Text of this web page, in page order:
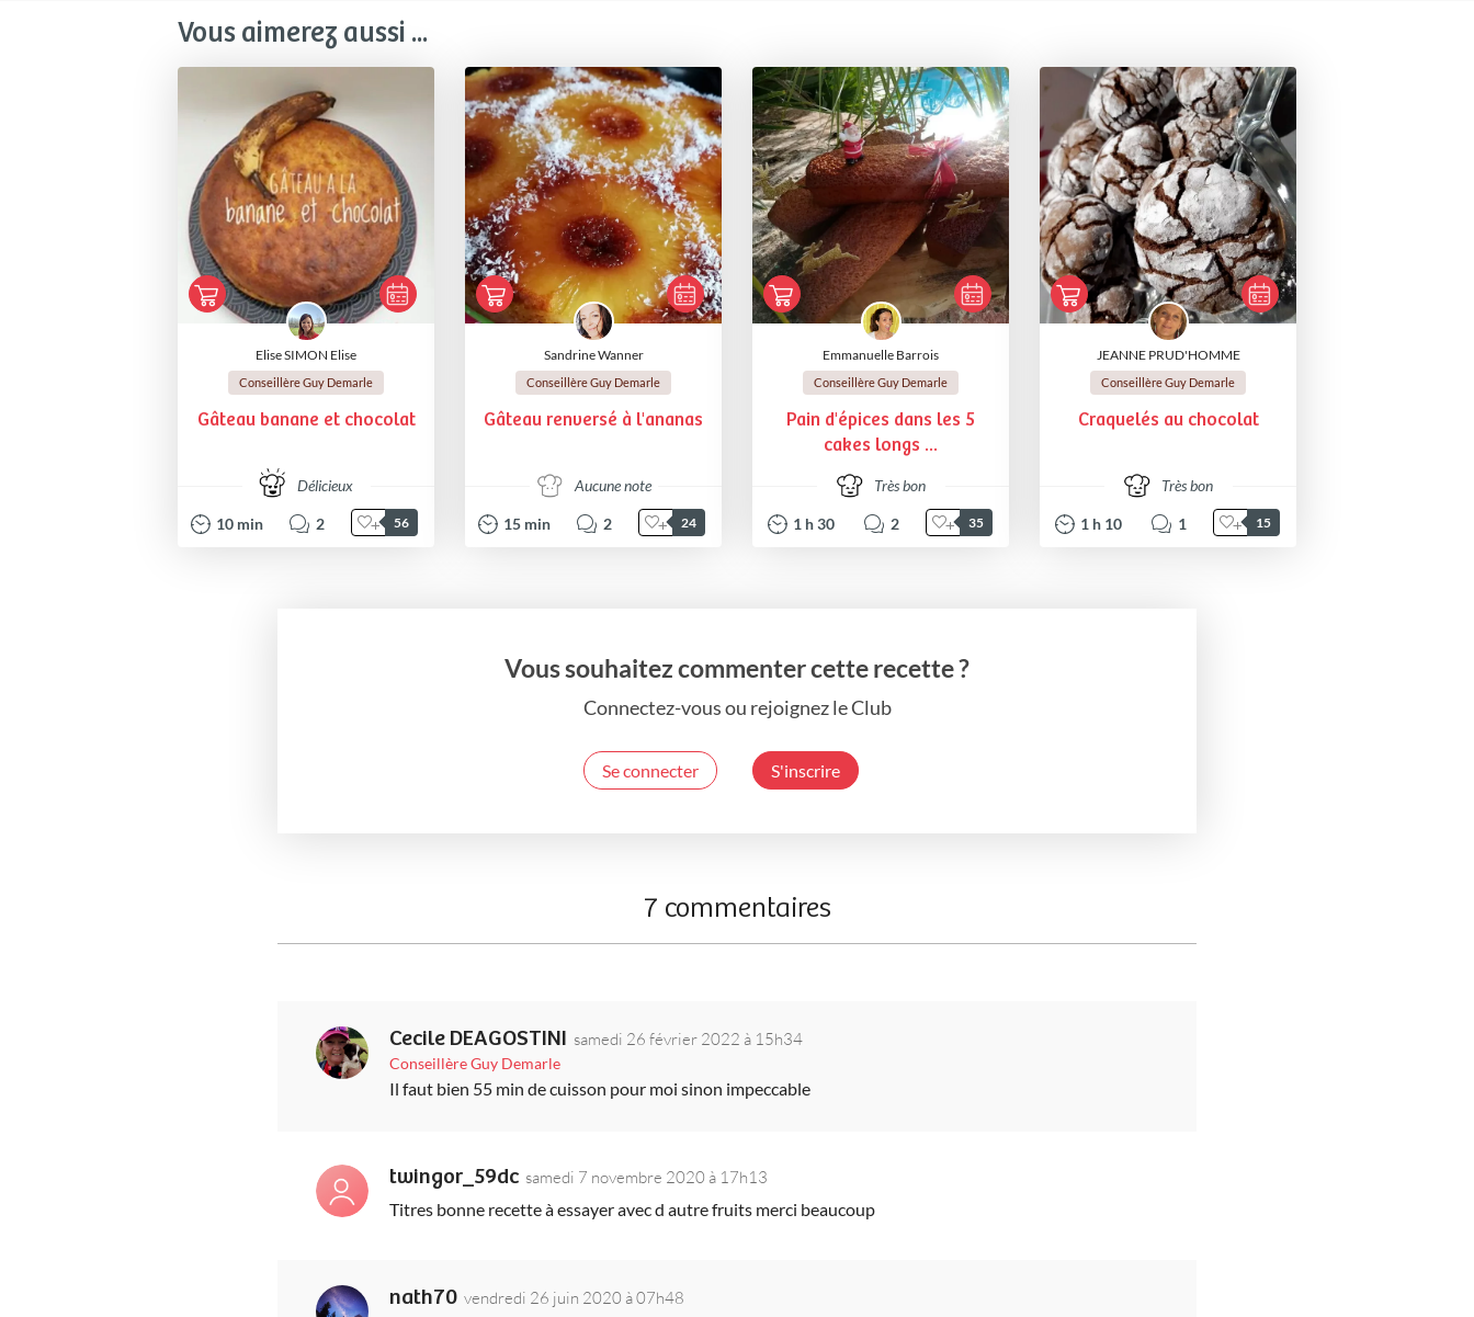
Vous aimerez aussi ...
Elise SIMON Elise
Conseillère Guy Demarle
Gâteau banane et chocolat
Délicieux
10 min 2 56
Sandrine Wanner
Conseillère Guy Demarle
Gâteau renversé à l'ananas
Aucune note
15 min 2 24
Emmanuelle Barrois
Conseillère Guy Demarle
Pain d'épices dans les 5
cakes longs ...
Très bon
1 h30 2 35
JEANNE PRUD'HOMME
Conseillère Guy Demarle
Craquelés au chocolat
Très bon
1 h 10 1 15
Vous souhaitez commenter cette recette ?
Connectez-vous ou rejoignez le Club
Se connecter S'inscrire
7 commentaires
Cecile DEAGOSTINI samedi 26 février 2022 à 15h34
Conseillère Guy Demarle
Il faut bien 55 min de cuisson pour moi sinon impeccable
twingor_59dc samedi 7 novembre 2020 à 17h13
Titres bonne recette à essayer avec d autre fruits merci beaucoup
nath70 vendredi 26 juin 2020 à 07h48